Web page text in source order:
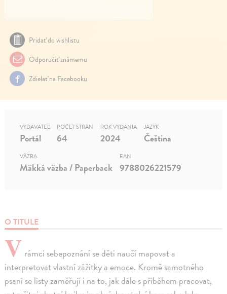
Pridať do wishlistu
Odporučiť známemu
Zdielať na Facebooku
O TITULE
V rámci sebepoznání se děti naučí mapovat a
interpretovat vlastní zážitky a emoce. Kromě samotného
psaní se listy zaměřují i na to, jak dále s příběhem pracovat,
VYDAVATEĽ
Portál
POČET STRÁN
64
ROK VYDANIA
2024
JAZYK
Čeština
VÄZBA
Mäkká väzba / Paperback
EAN
9788026221579